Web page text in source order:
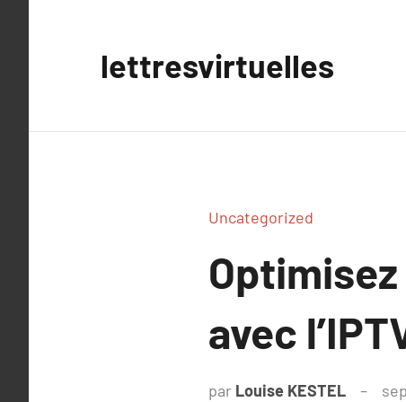
lettresvirtuelles
Uncategorized
avec
par Louise KESTEL